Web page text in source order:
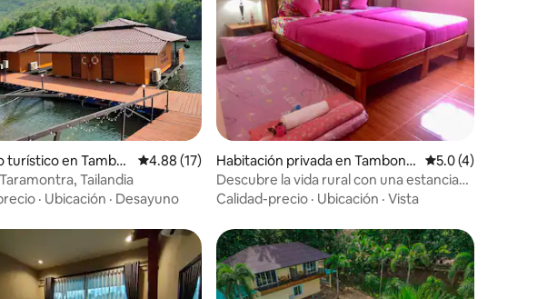
de 5, 50 reseñas
turístico en Tambo
Calificación promedio: 4.88 de 5, 17 reseñas
4.88 (17)
Tailandia
· Ubicación · Desayuno
Habitación privada en Tambon T
ha Sao
Calificación
5.0 (4)
Descubre la vida rural con una estancia
en casa de Yayee
Calidad-precio · Ubicación · Vista